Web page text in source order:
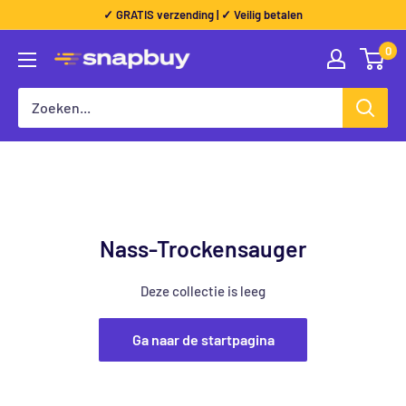
inhoud
✓ GRATIS verzending | ✓ Veilig betalen
Snapbuy
0
Nass-Trockensauger
Deze collectie is leeg
Ga naar de startpagina